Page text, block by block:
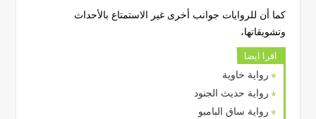
كما أن للروايات جوانب أخرى غير الاستمتاع بالأحداث
وتشويقاتها،
اقرا ايضا
رواية خاوية
رواية حديث الجنود
رواية ساق البامبو